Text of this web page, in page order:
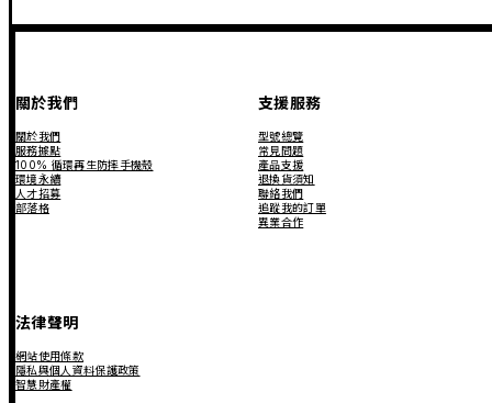
關於我們
關於我們
服務據點
100% 循環再生防摔手機殼
環境永續
人才招募
部落格
支援服務
型號總覽
常見問題
產品支援
退換貨須知
聯絡我們
追蹤我的訂單
異業合作
法律聲明
網站使用條款
隱私與個人資料保護政策
智慧財產權